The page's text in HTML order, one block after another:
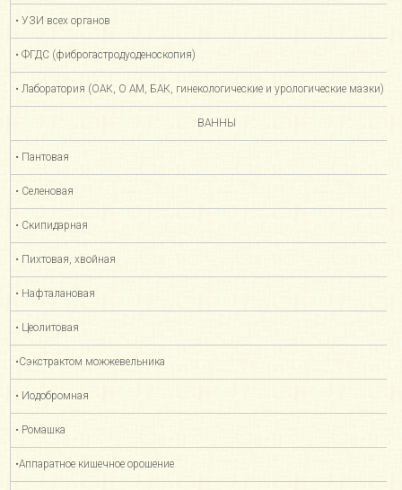
• УЗИ всех органов
• ФГДС (фиброгастродуоденоскопия)
• Лаборатория (ОАК, О AM, БАК, гинекологические и урологические мазки)
ВАННЫ
• Пантовая
• Селеновая
• Скипидарная
• Пихтовая, хвойная
• Нафталановая
• Цеолитовая
•Сэкстрактом можжевельника
• Иодобромная
• Ромашка
•Аппаратное кишечное орошение